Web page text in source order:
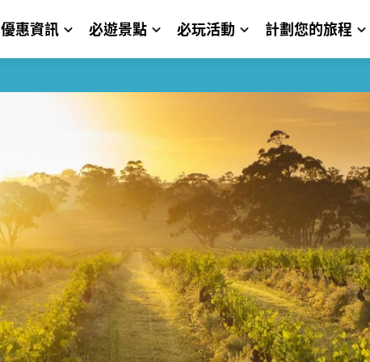
優惠資訊 必遊景點 必玩活動 計劃您的旅程